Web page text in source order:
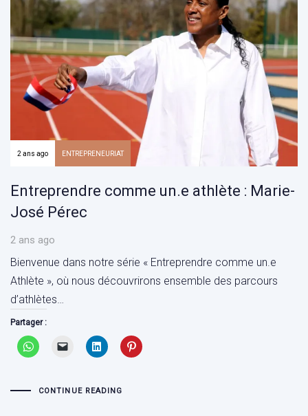
2 ans ago ENTREPRENEURIAT
Entreprendre comme un.e athlète : Marie-
José Pérec
2 ans ago
Bienvenue dans notre série « Entreprendre comme un.e
Athlète », où nous découvrirons ensemble des parcours
d’athlètes…
Partager :
CONTINUE READING